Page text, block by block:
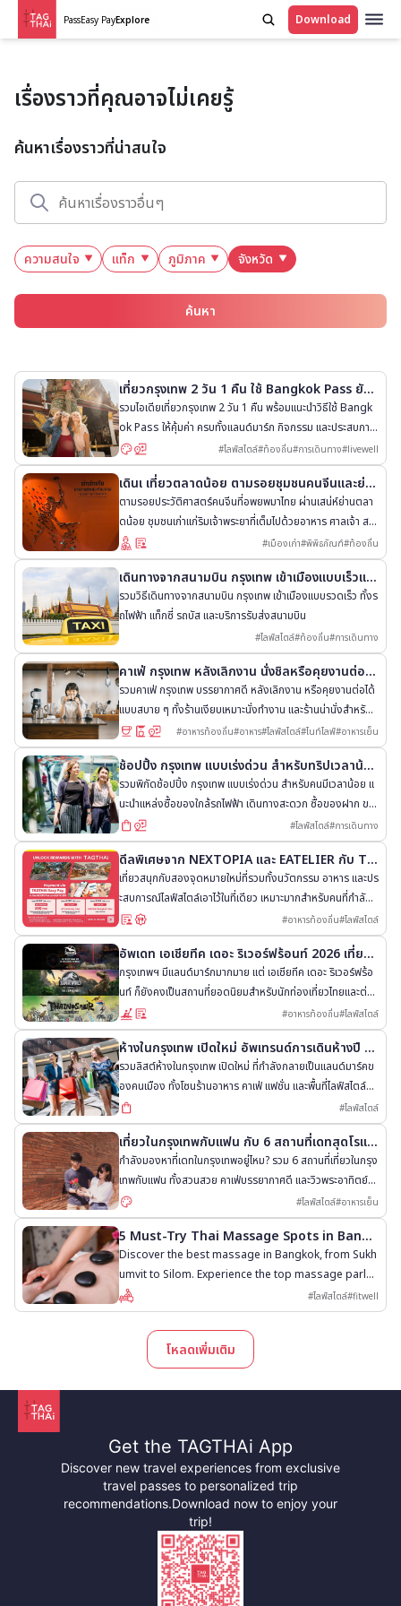
PassEasy PayExplore Download
เรื่องราวที่คุณอาจไม่เคยรู้
ค้นหาเรื่องราวที่น่าสนใจ
ความสนใจ แท็ก ภูมิภาค จังหวัด
ค้นหา
เที่ยวกรุงเทพ 2 วัน 1 คืน ใช้ Bangkok Pass ยังไ
งให้คุ้มที่สุด
รวมไอเดียเที่ยวกรุงเทพ 2 วัน 1 คืน พร้อมแนะนำวิธีใช้ Bangk
ok Pass ให้คุ้มค่า ครบทั้งแลนด์มาร์ก กิจกรรม และประสบการ
ณ์ท้องถิ่น
#ไลฟ์สไตล์#ท้องถิ่น#การเดินทาง#livewell
เดินเ เที่ยวตลาดน้อย ตามรอยชุมชนคนจีนและย่า
นการค้ากว่า 200 ปี ของกรุงเทพฯ
ตามรอยประวัติศาสตร์คนจีนที่อพยพมาไทย ผ่านเสน่ห์ย่านตลา
ดน้อย ชุมชนเก่าแก่ริมเจ้าพระยาที่เต็มไปด้วยอาหาร ศาลเจ้า สถ
าปัตยกรรม และเรื่องเล่าทางวัฒนธรรม
#เมืองเก่า#พิพิธภัณฑ์#ท้องถิ่น
เดินทางจากสนามบิน กรุงเทพ เข้าเมืองแบบเร็วและ
สะดวก
รวมวิธีเดินทางจากสนามบิน กรุงเทพ เข้าเมืองแบบรวดเร็ว ทั้งร
ถไฟฟ้า แท็กซี่ รถบัส และบริการรับส่งสนามบิน
#ไลฟ์สไตล์#ท้องถิ่น#การเดินทาง
คาเฟ่ กรุงเทพ หลังเลิกงาน นั่งชิลหรือคุยงานต่อก็ไ
ด้
รวมคาเฟ่ กรุงเทพ บรรยากาศดี หลังเลิกงาน หรือคุยงานต่อได้
แบบสบาย ๆ ทั้งร้านเงียบเหมาะนั่งทำงาน และร้านน่านั่งสำหรับพั
กผ่อน
#อาหารท้องถิ่น#อาหาร#ไลฟ์สไตล์#ไนท์ไลฟ์#อาหารเย็น
ช้อปปิ้ง กรุงเทพ แบบเร่งด่วน สำหรับทริปเวลาน้อ
ย
รวมพิกัดช้อปปิ้ง กรุงเทพ แบบเร่งด่วน สำหรับคนมีเวลาน้อย แ
นะนำแหล่งซื้อของใกล้รถไฟฟ้า เดินทางสะดวก ซื้อของฝาก ขอ
งใช้ ได้ครบในเวลาเดียว
#ไลฟ์สไตล์#การเดินทาง
ดีลพิเศษจาก NEXTOPIA และ EATELIER กับ TA
GTHAi Easy Pay
เที่ยวสนุกกับสองจุดหมายใหม่ที่รวมทั้งนวัตกรรม อาหาร และปร
ะสบการณ์ไลฟ์สไตล์เอาไว้ในที่เดียว เหมาะมากสำหรับคนที่กำลังม
องหาสถานที่พาเพื่อนต่างชาติเที่ยวกรุงเทพฯ
#อาหารท้องถิ่น#ไลฟ์สไตล์
อัพเดท เอเชียทีค เดอะ ริเวอร์ฟร้อนท์ 2026 เที่ยวอ
ะไรได้บ้าง
กรุงเทพฯ มีแลนด์มาร์กมากมาย แต่ เอเชียทีค เดอะ ริเวอร์ฟร้อ
นท์ ก็ยังคงเป็นสถานที่ยอดนิยมสำหรับนักท่องเที่ยวไทยและต่าง
ประเทศ
#อาหารท้องถิ่น#ไลฟ์สไตล์
ห้างในกรุงเทพ เปิดใหม่ อัพเทรนด์การเดินห้างปี 25
69
รวมลิสต์ห้างในกรุงเทพ เปิดใหม่ ที่กำลังกลายเป็นแลนด์มาร์คข
องคนเมือง ทั้งโซนร้านอาหาร คาเฟ่ แฟชั่น และพื้นที่ไลฟ์สไตล์ที่
ต้องไปเช็กอิน
#ไลฟ์สไตล์
เที่ยวในกรุงเทพกับแฟน กับ 6 สถานที่เดทสุดโรแม
นติก
กำลังมองหาที่เดทในกรุงเทพอยู่ไหม? รวม 6 สถานที่เที่ยวในกรุง
เทพกับแฟน ทั้งสวนสวย คาเฟ่บรรยากาศดี และวิวพระอาทิตย์ต
กสุดโรแมนติก
#ไลฟ์สไตล์#อาหารเย็น
5 Must-Try Thai Massage Spots in Bangk
ok
Discover the best massage in Bangkok, from Sukh
umvit to Silom. Experience the top massage parlor
s with Thai, oil, and herbal massages.#ไลฟ์สไตล์#fitwell
โหลดเพิ่มเติม
Get the TAGTHAi App
Discover new travel experiences from exclusive
travel passes to personalized trip
recommendations.Download now to enjoy your
trip!